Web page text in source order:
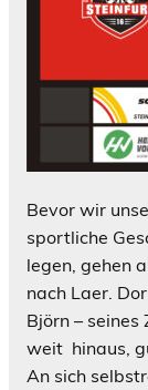
Bevor wir
sportliche
legen, gehen
nach Laer.
Björn –
weit hinaus,
An sich